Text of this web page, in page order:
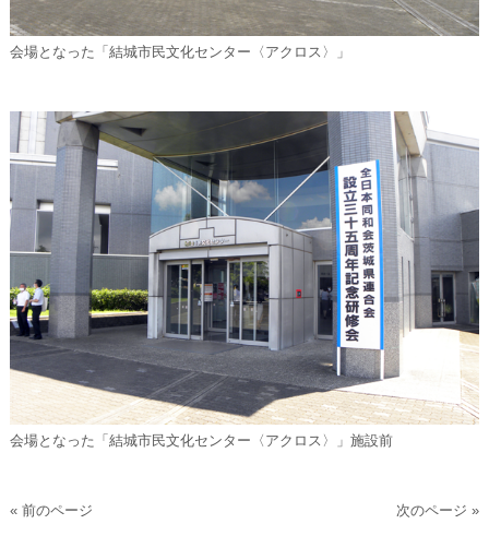
会場となった「結城市民文化センター〈アクロス〉」
会場となった「結城市民文化センター〈アクロス〉」施設前
« 前のページ 次のページ »